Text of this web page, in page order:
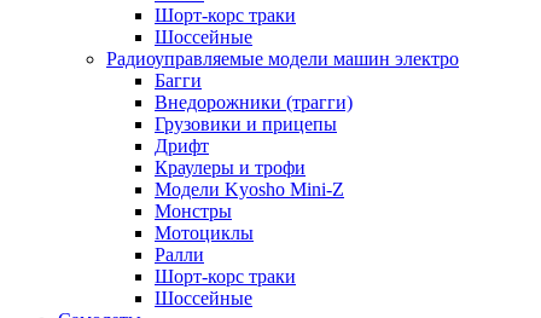
Шорт-корс траки
Шоссейные
Радиоуправляемые модели машин электро
Багги
Внедорожники (трагги)
Грузовики и прицепы
Дрифт
Краулеры и трофи
Модели Kyosho Mini-Z
Монстры
Мотоциклы
Ралли
Шорт-корс траки
Шоссейные